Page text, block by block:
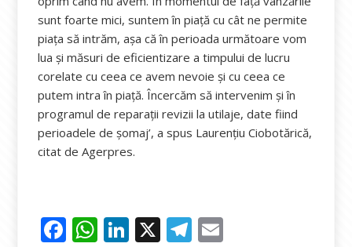
sunt foarte mici, suntem în piaţă cu cât ne permite
piaţa să intrăm, aşa că în perioada următoare vom
lua şi măsuri de eficientizare a timpului de lucru
corelate cu ceea ce avem nevoie şi cu ceea ce
putem intra în piaţă. Încercăm să intervenim şi în
programul de reparaţii revizii la utilaje, date fiind
perioadele de şomaj’, a spus Laurenţiu Ciobotărică,
citat de Agerpres.
F W Li X T